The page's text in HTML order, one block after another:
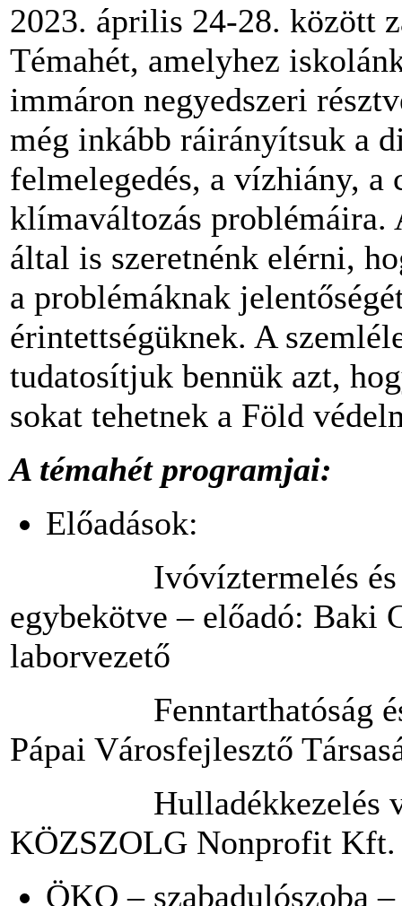
2023. április 24-28. között
Témahét, amelyhez
immáron negyedszeri
még inkább ráirányítsuk a
felmelegedés, a vízhiány, a
klímaváltozás problémáira.
által is szeretnénk elérni,
a problémáknak
érintettségüknek. A
tudatosítjuk bennük azt,
sokat tehetnek a Föld
A témahét programjai:
Előadások:
Ivóvíztermelés
egybekötve – előadó: Baki
laborvezető
Fenntarthatóság
Pápai Városfejlesztő
Hulladékkezelés
KÖZSZOLG Nonprofit Kft.
ÖKO – szabadulószoba